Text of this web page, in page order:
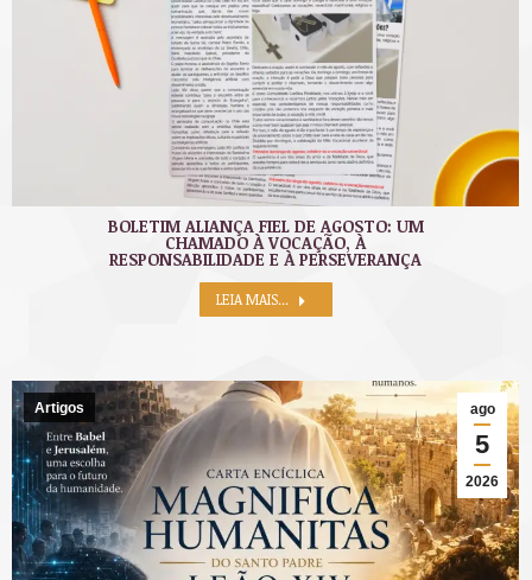
BOLETIM ALIANÇA FIEL DE AGOSTO: UM
CHAMADO À VOCAÇÃO, À
RESPONSABILIDADE E À PERSEVERANÇA
LEIA MAIS...
ago
5
2026
Artigos